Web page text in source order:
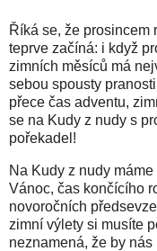
Říká se, že prosincem
teprve začíná: i když
zimních měsíců má
sebou spousty
přece čas adventu,
se na Kudy z nudy s
pořekadel!
Na Kudy z nudy
Vánoc, čas končícího
novoročních
zimní výlety si musíte
neznamená, že by